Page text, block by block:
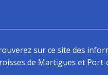
sur ce site des
de Martigues et